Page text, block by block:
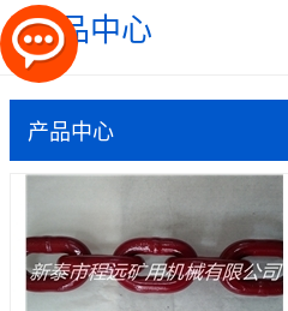
产品中心
产品中心